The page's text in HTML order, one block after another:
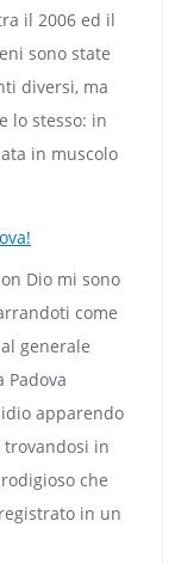
il 2006 ed il
sono state
diversi, ma
lo stesso: in
in muscolo
Dio mi sono
come
generale
Padova
apparendo
in
che
in un